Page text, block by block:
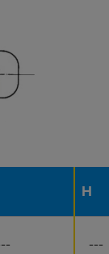
H
---